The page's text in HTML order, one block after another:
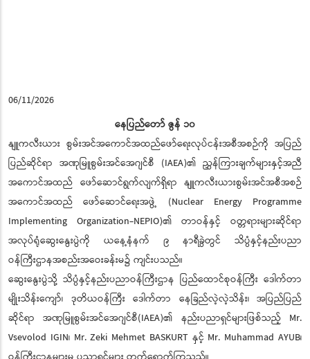
06/11/2026
နေပြည်တော် ဇွန် ၁၀
နျူကလီးယား စွမ်းအင်အကောင်အထည်ဖော်ရေးလုပ်ငန်းအစီအစဉ်ကို အပြည်
ပြည်ဆိုင်ရာ အဏုမြူစွမ်းအင်အေဂျင်စီ (IAEA)၏ ညွှန်ကြားချက်များနှင့်အညီ
အကောင်အထည် ဖော်ဆောင်ရွက်လျက်ရှိရာ နျူကလီးယားစွမ်းအင်အစီအစဉ်
အကောင်အထည် ဖော်ဆောင်ရေးအဖွဲ့ (Nuclear Energy Programme
Implementing Organization-NEPIO)၏ တာဝန်နှင့် ဝတ္တရားများဆိုင်ရာ
အလုပ်ရုံဆွေးနွေးပွဲကို ယနေ့နံနက် ၉ နာရီခွဲတွင် သိပ္ပံနှင့်နည်းပညာ
ဝန်ကြီးဌာနအစည်းအဝေးခန်းမ၌ ကျင်းပသည်။
ဆွေးနွေးပွဲသို့ သိပ္ပံနှင့်နည်းပညာဝန်ကြီးဌာန ပြည်ထောင်စုဝန်ကြီး ဒေါက်တာ
မျိုးသိန်းကျော်၊ ဒုတိယဝန်ကြီး ဒေါက်တာ နေခြည်လဲ့လဲ့သိန်း၊ အပြည်ပြည်
ဆိုင်ရာ အဏုမြူစွမ်းအင်အေဂျင်စီ(IAEA)၏ နည်းပညာရှင်များဖြစ်သည့် Mr.
Vsevolod IGIN၊ Mr. Zeki Mehmet BASKURT နှင့် Mr. Muhammad AYUB၊